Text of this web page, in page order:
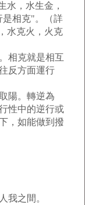
水，水生金，
是相克"。（詳
水克火，火克
相克就是相互
反方面運行
陽。轉逆為
性中的逆行或
，如能做到撥
我之間。